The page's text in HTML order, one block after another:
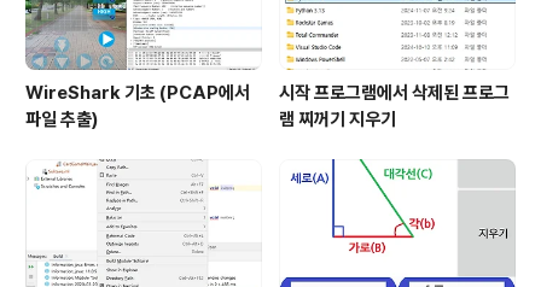
WireShark 기초 (PCAP에서
파일 추출)
시작 프로그램에서 삭제된 프로그
램 찌꺼기 지우기